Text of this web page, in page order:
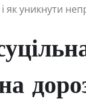
як уникнути